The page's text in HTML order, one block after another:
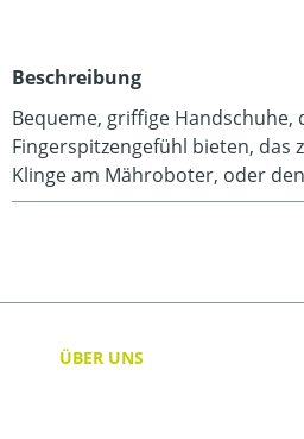
Beschreibung
Bequeme, griffige Handschuhe,
Fingerspitzengefühl bieten, das
Klinge am Mähroboter, oder
ÜBER UNS